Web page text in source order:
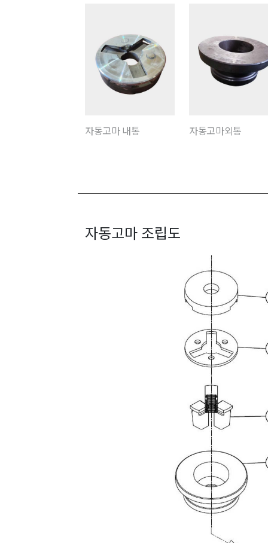
자동고마 내통 자동고마외통
자동고마 조립도